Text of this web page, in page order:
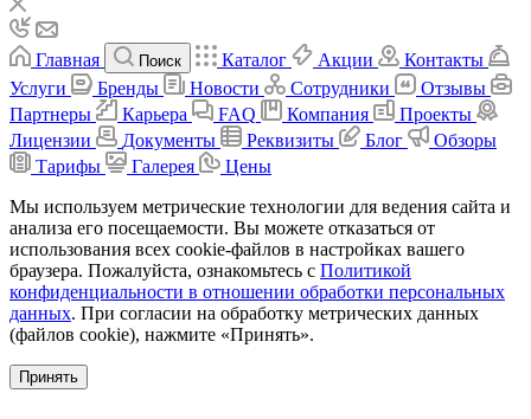
Главная Поиск Каталог Акции
Контакты
Услуги
Бренды Новости Сотрудники
Отзывы
Партнеры
Карьера FAQ Компания
Проекты
Лицензии
Документы Реквизиты Блог
Обзоры
Тарифы
Галерея
Цены
Мы используем метрические технологии для ведения сайта и
анализа его посещаемости. Вы можете отказаться от
использования всех cookie-файлов в настройках вашего
браузера. Пожалуйста, ознакомьтесь с Политикой
конфиденциальности в отношении обработки персональных
данных. При согласии на обработку метрических данных
(файлов cookie), нажмите «Принять».
Принять